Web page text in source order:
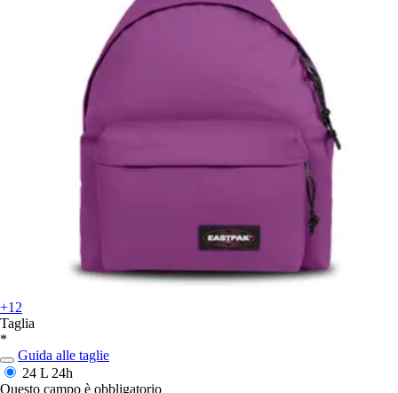
+12
Taglia
*
Guida alle taglie
24 L 24h
Questo campo è obbligatorio